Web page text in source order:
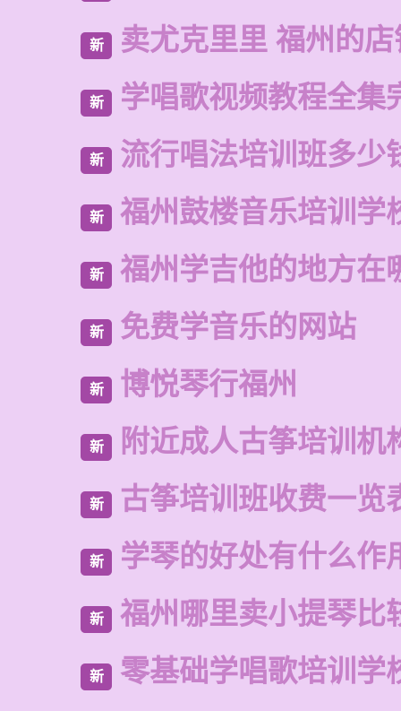
新 卖尤克里里 福州的
新 学唱歌视频教程全集
新 流行唱法培训班多少
新 福州鼓楼音乐培训学
新 福州学吉他的地方在
新 免费学音乐的网站
新 博悦琴行福州
新 附近成人古筝培训机
新 古筝培训班收费一览
新 学琴的好处有什么作
新 福州哪里卖小提琴比
新 零基础学唱歌培训学